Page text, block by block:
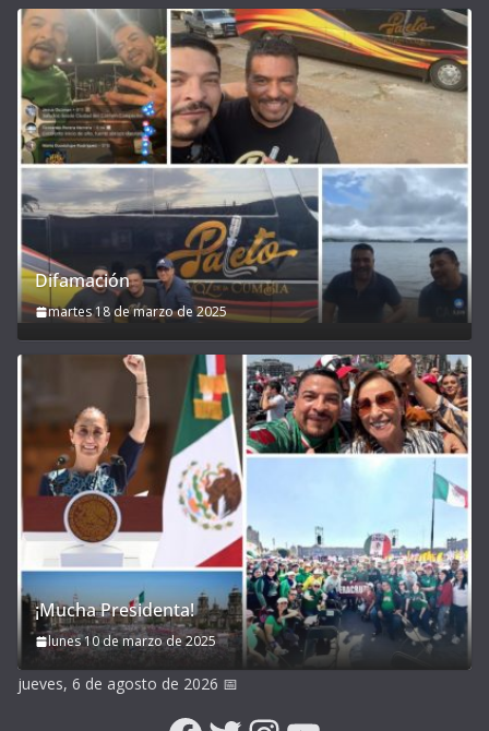
Difamación
martes 18 de marzo de 2025
¡Mucha Presidenta!
lunes 10 de marzo de 2025
jueves, 6 de agosto de 2026 📅